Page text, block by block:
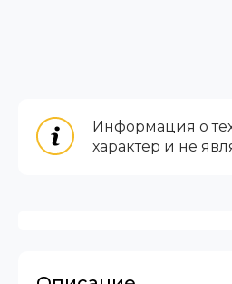
Информация о
характер и не